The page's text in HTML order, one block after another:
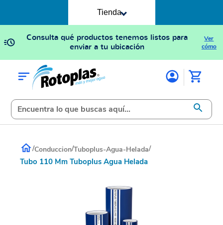
Tienda
Consulta qué productos tenemos listos para
enviar a tu ubicación
Ver
cómo
/Conduccion/Tuboplus-Agua-Helada/
Tubo 110 Mm Tuboplus Agua Helada